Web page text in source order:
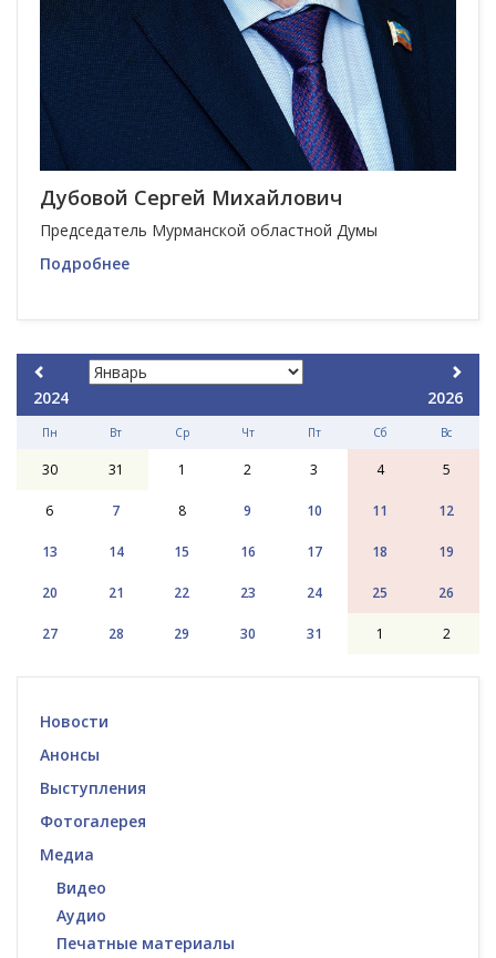
Дубовой Сергей Михайлович
Председатель Мурманской областной Думы
Подробнее
2024 2026
Пн Вт Ср Чт Пт Сб Вс
30 31 1 2 3 4 5
6 7 8 9 10 11 12
13 14 15 16 17 18 19
20 21 22 23 24 25 26
27 28 29 30 31 1 2
Новости
Анонсы
Выступления
Фотогалерея
Медиа
Видео
Аудио
Печатные материалы